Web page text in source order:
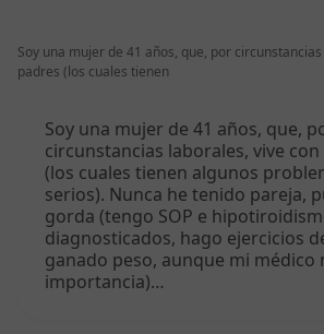
Soy una mujer de 41 años, que, por
padres (los cuales tienen
Soy una mujer de 41 años, que,
circunstancias laborales, vive
(los cuales tienen algunos
serios). Nunca he tenido pareja,
gorda (tengo SOP e
diagnosticados, hago ejercicios
ganado peso, aunque mi médico
importancia)…